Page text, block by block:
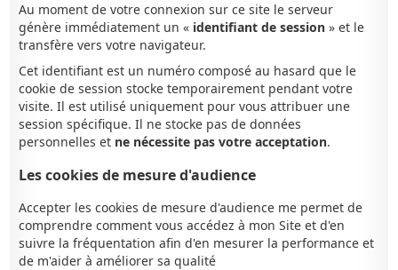
Au moment de votre connexion sur ce site le serveur
génère immédiatement un « identifiant de session » et le
transfère vers votre navigateur.
Cet identifiant est un numéro composé au hasard que le
cookie de session stocke temporairement pendant votre
visite. Il est utilisé uniquement pour vous attribuer une
session spécifique. Il ne stocke pas de données
personnelles et ne nécessite pas votre acceptation.
Les cookies de mesure d'audience
Accepter les cookies de mesure d'audience me permet de
comprendre comment vous accédez à mon Site et d'en
suivre la fréquentation afin d'en mesurer la performance et
de m'aider à améliorer sa qualité